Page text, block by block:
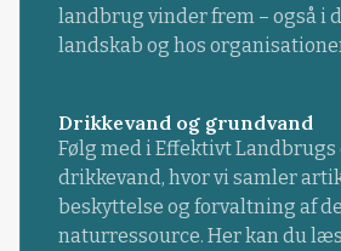
landbrug vinder frem – også i
landskab og hos
Drikkevand og grundvand
Følg med i Effektivt
drikkevand, hvor vi samler
beskyttelse og forvaltning af
naturressource. Her kan du